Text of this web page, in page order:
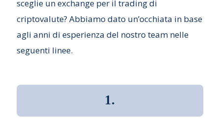
sceglie un exchange per il trading di
criptovalute? Abbiamo dato un’occhiata in base
agli anni di esperienza del nostro team nelle
seguenti linee.
1.